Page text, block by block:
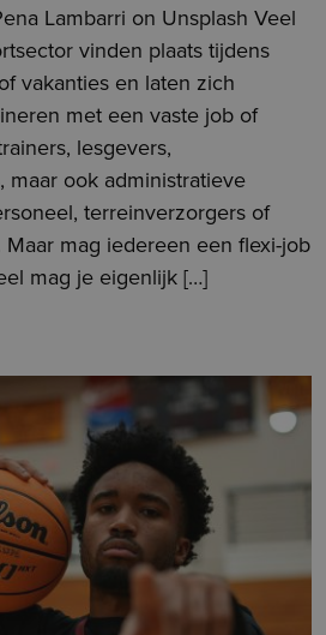
Lambarri on Unsplash ​Veel
vinden plaats tijdens
vakanties en laten zich
met een vaste job of
lesgevers,
maar ook administratieve
terreinverzorgers of
mag iedereen een flexi-job
mag je eigenlijk […]